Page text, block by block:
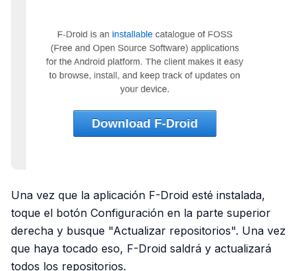
Una vez que la aplicación F-Droid esté instalada,
toque el botón Configuración en la parte superior
derecha y busque "Actualizar repositorios". Una vez
que haya tocado eso, F-Droid saldrá y actualizará
todos los repositorios.